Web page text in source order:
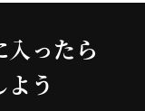
入ったら
う